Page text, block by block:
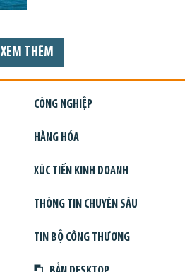
XEM THÊM
CÔNG NGHIỆP
HÀNG HÓA
XÚC TIẾN KINH DOANH
THÔNG TIN CHUYÊN SÂU
TIN BỘ CÔNG THƯƠNG